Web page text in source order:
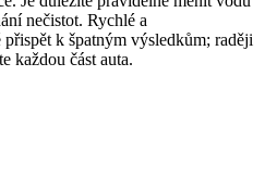
nečistot. Rychlé a
k špatným výsledkům; raději
každou část auta.